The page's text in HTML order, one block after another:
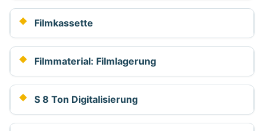
Filmkassette
Filmmaterial: Filmlagerung
S 8 Ton Digitalisierung